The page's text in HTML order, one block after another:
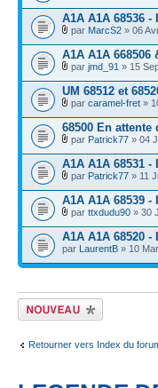
A1A A1A 68536 -
par MarcS2 » 06
A1A A1A 668506
par jmd_91 » 15
UM 68512 et
par caramel-fret »
68500 En attente
par Patrick77 » 04
A1A A1A 68531 -
par Patrick77 » 11
A1A A1A 68539 -
par ttxdudu90 » 30
A1A A1A 68520 -
par LaurentB » 10
Écrire un nouveau
sujet
Retourner vers Index du